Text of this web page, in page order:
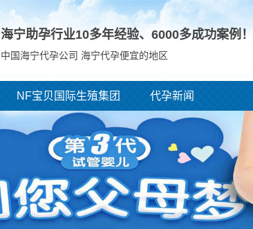
海宁助孕行业10多年经验、 6000多成功案例！
中国海宁代孕公司 海宁代孕便宜的地区
NF宝贝国际生殖集团 代孕新闻